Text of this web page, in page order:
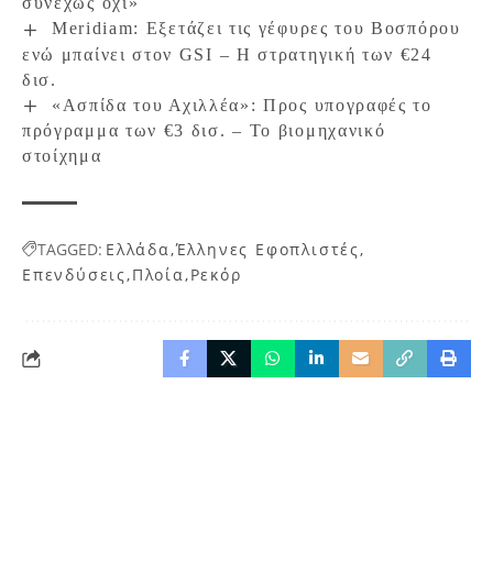
Meridiam: Εξετάζει τις γέφυρες του Βοσπόρου
ενώ μπαίνει στον GSI – Η στρατηγική των €24
δισ.
«Ασπίδα του Αχιλλέα»: Προς υπογραφές το
πρόγραμμα των €3 δισ. – Το βιομηχανικό
στοίχημα
TAGGED: Ελλάδα Έλληνες Εφοπλιστές
Επενδύσεις Πλοία Ρεκόρ